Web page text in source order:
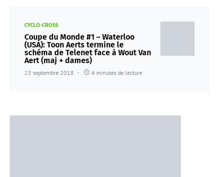
CYCLO-CROSS
Coupe du Monde #1 – Waterloo
(USA): Toon Aerts termine le
schéma de Telenet face à Wout Van
Aert (maj + dames)
23 septembre 2018 4 minutes de lecture